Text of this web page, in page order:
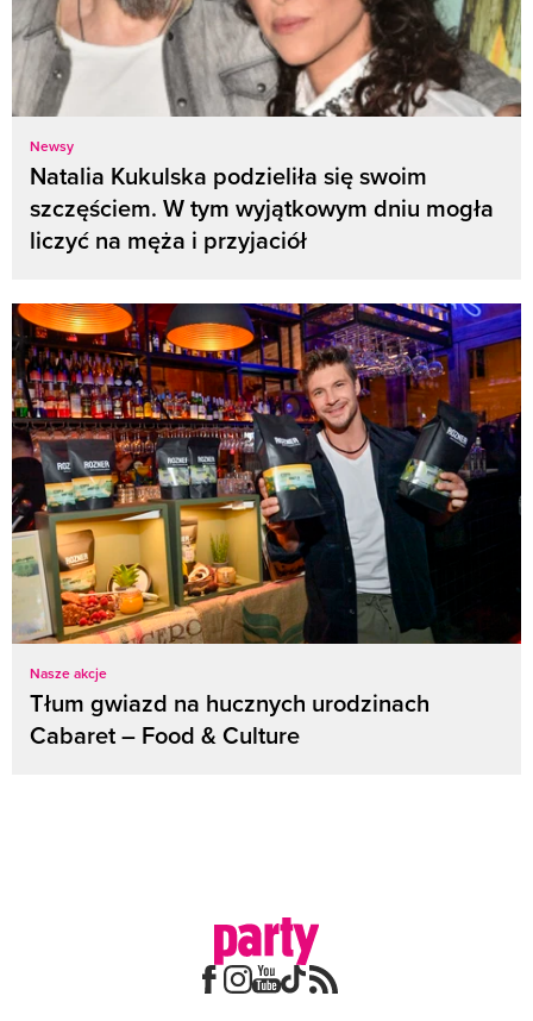
Newsy
Natalia Kukulska podzieliła się swoim
szczęściem. W tym wyjątkowym dniu mogła
liczyć na męża i przyjaciół
Nasze akcje
Tłum gwiazd na hucznych urodzinach
Cabaret – Food & Culture